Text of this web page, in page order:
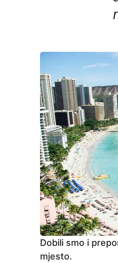
Dobili smo i
mjesto.